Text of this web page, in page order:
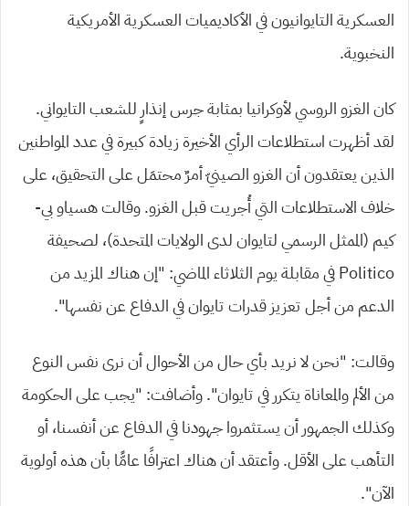
العسكرية التايوانيون في الأكاديميات العسكرية الأمريكية
النخبوية.
كان الغزو الروسي لأوكرانيا بمثابة جرس إنذارٍ للشعب التايواني.
لقد أظهرت استطلاعات الرأي الأخيرة زيادة كبيرة في عدد المواطنين
الذين يعتقدون أن الغزو الصينيّ أمرٌ محتمَل على التحقيق، على
خلاف الاستطلاعات التي أُجريت قبل الغزو. وقالت هسياو بي-
كيم (الممثل الرسمي لتايوان لدى الولايات المتحدة)، لصحيفة
Politico في مقابلة يوم الثلاثاء الماضي: “إن هناك المزيد من
الدعم من أجل تعزيز قدرات تايوان في الدفاع عن نفسها”.
وقالت: “نحن لا نريد بأي حال من الأحوال أن نرى نفس النوع
من الألم والمعاناة يتكرر في تايوان”. وأضافت: “يجب على الحكومة
وكذلك الجمهور أن يستثمروا جهودنا في الدفاع عن أنفسنا، أو
التأهب على الأقل. وأعتقد أن هناك اعترافًا عامًّا بأن هذه أولوية
الآن”.